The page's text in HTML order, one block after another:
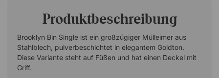
Produktbeschreibung
Brooklyn Bin Single ist ein großzügiger Mülleimer aus
Stahlblech, pulverbeschichtet in elegantem Goldton.
Diese Variante steht auf Füßen und hat einen Deckel mit
Griff.